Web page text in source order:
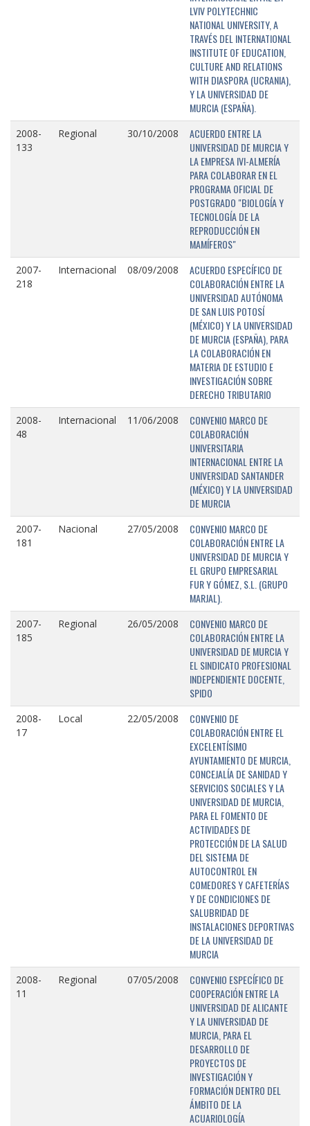
LVIV POLYTECHNIC
NATIONAL UNIVERSITY, A
TRAVÉS DEL INTERNATIONAL
INSTITUTE OF EDUCATION,
CULTURE AND RELATIONS
WITH DIASPORA (UCRANIA),
Y LA UNIVERSIDAD DE
MURCIA (ESPAÑA).
2008-
133
Regional 30/10/2008
ACUERDO ENTRE LA
UNIVERSIDAD DE MURCIA Y
LA EMPRESA IVI-ALMERÍA
PARA COLABORAR EN EL
PROGRAMA OFICIAL DE
POSTGRADO "BIOLOGÍA Y
TECNOLOGÍA DE LA
REPRODUCCIÓN EN
MAMÍFEROS"
2007-
218
Internacional 08/09/2008
ACUERDO ESPECÍFICO DE
COLABORACIÓN ENTRE LA
UNIVERSIDAD AUTÓNOMA
DE SAN LUIS POTOSÍ
(MÉXICO) Y LA UNIVERSIDAD
DE MURCIA (ESPAÑA), PARA
LA COLABORACIÓN EN
MATERIA DE ESTUDIO E
INVESTIGACIÓN SOBRE
DERECHO TRIBUTARIO
2008-
48
Internacional 11/06/2008
CONVENIO MARCO DE
COLABORACIÓN
UNIVERSITARIA
INTERNACIONAL ENTRE LA
UNIVERSIDAD SANTANDER
(MÉXICO) Y LA UNIVERSIDAD
DE MURCIA
2007-
181
Nacional 27/05/2008
CONVENIO MARCO DE
COLABORACIÓN ENTRE LA
UNIVERSIDAD DE MURCIA Y
EL GRUPO EMPRESARIAL
FUR Y GÓMEZ, S.L. (GRUPO
MARJAL).
2007-
185
Regional 26/05/2008
CONVENIO MARCO DE
COLABORACIÓN ENTRE LA
UNIVERSIDAD DE MURCIA Y
EL SINDICATO PROFESIONAL
INDEPENDIENTE DOCENTE,
SPIDO
2008-
17
Local 22/05/2008
CONVENIO DE
COLABORACIÓN ENTRE EL
EXCELENTÍSIMO
AYUNTAMIENTO DE MURCIA,
CONCEJALÍA DE SANIDAD Y
SERVICIOS SOCIALES Y LA
UNIVERSIDAD DE MURCIA,
PARA EL FOMENTO DE
ACTIVIDADES DE
PROTECCIÓN DE LA SALUD
DEL SISTEMA DE
AUTOCONTROL EN
COMEDORES Y CAFETERÍAS
Y DE CONDICIONES DE
SALUBRIDAD DE
INSTALACIONES DEPORTIVAS
DE LA UNIVERSIDAD DE
MURCIA
2008-
11
Regional 07/05/2008
CONVENIO ESPECÍFICO DE
COOPERACIÓN ENTRE LA
UNIVERSIDAD DE ALICANTE
Y LA UNIVERSIDAD DE
MURCIA, PARA EL
DESARROLLO DE
PROYECTOS DE
INVESTIGACIÓN Y
FORMACIÓN DENTRO DEL
ÁMBITO DE LA
ACUARIOLOGÍA